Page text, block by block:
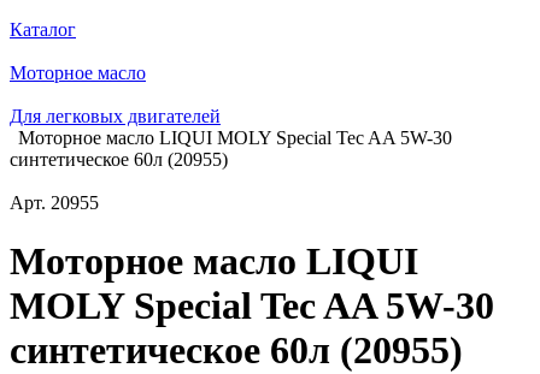
Каталог
Моторное масло
Для легковых двигателей
Моторное масло LIQUI MOLY Special Tec AA 5W-30
синтетическое 60л (20955)
Арт. 20955
Моторное масло LIQUI
MOLY Special Tec AA 5W-30
синтетическое 60л (20955)